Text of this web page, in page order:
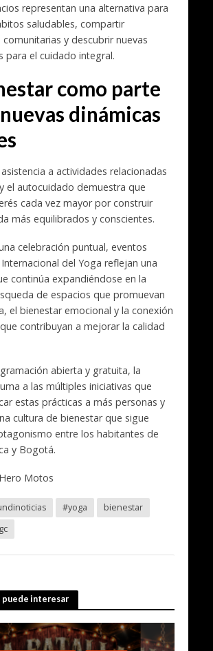
representan una alternativa para
saludables, compartir
y descubrir nuevas
para el cuidado integral.
como parte
dinámicas
a actividades relacionadas
el autocuidado demuestra que
cada vez mayor por construir
más equilibrados y conscientes.
celebración puntual, eventos
del Yoga reflejan una
continúa expandiéndose en la
de espacios que promuevan
el bienestar emocional y la conexión
contribuyan a mejorar la calidad
abierta y gratuita, la
a las múltiples iniciativas que
estas prácticas a más personas y
cultura de bienestar que sigue
entre los habitantes de
y Bogotá.
Motos
#yoga
bienestar
puede interesar